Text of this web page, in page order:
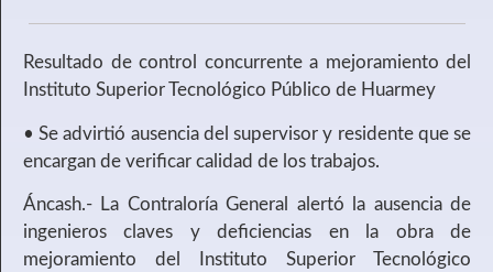
Resultado de control concurrente a mejoramiento del
Instituto Superior Tecnológico Público de Huarmey
• Se advirtió ausencia del supervisor y residente que se
encargan de verificar calidad de los trabajos.
Áncash.- La Contraloría General alertó la ausencia de
ingenieros claves y deficiencias en la obra de
mejoramiento del Instituto Superior Tecnológico